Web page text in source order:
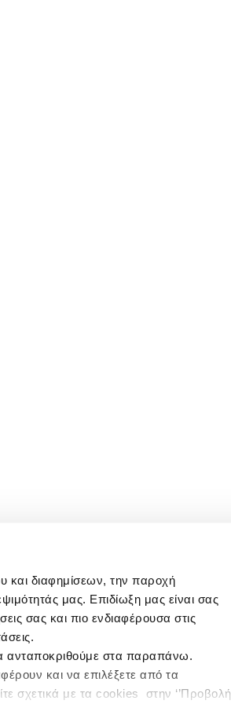
και διαφημίσεων, την παροχή
μας. Επιδίωξη μας είναι σας
σας και πιο ενδιαφέρουσα στις
ανταποκριθούμε στα παραπάνω.
και να επιλέξετε από τα
σχετικά με τα cookies στην ‘’Προβολή